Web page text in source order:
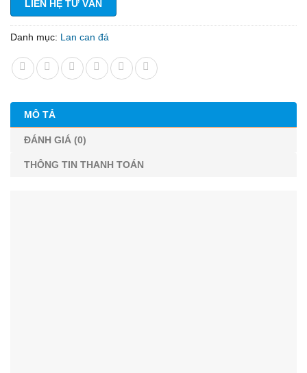
LIÊN HỆ TƯ VẤN
Danh mục: Lan can đá
MÔ TẢ
ĐÁNH GIÁ (0)
THÔNG TIN THANH TOÁN